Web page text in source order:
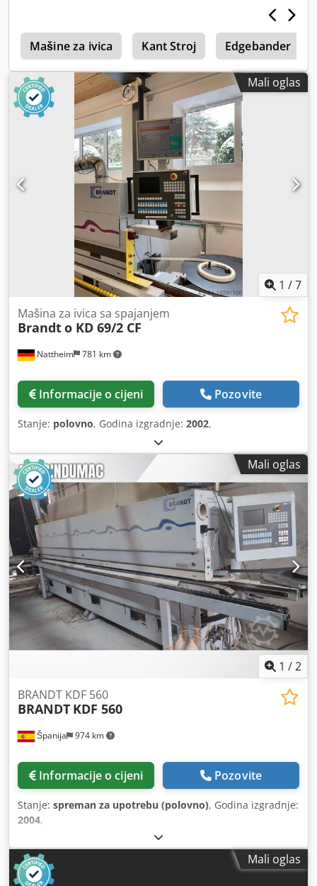
Mašine za ivica Kant Stroj Edgebander
Mali oglas
1 /7
Nattheim 781 km
Mašina za ivica sa spajanjem
Brandto KD 69/2 CF
Informacije o cijeni Pozovite
Stanje: polovno, Godina izgradnje: 2002,
Mali oglas
1 /2
Španija 974 km
BRANDT KDF 560
BRANDT KDF 560
Informacije o cijeni Pozovite
Stanje: spreman za upotrebu (polovno), Godina izgradnje:
2004,
Mali oglas